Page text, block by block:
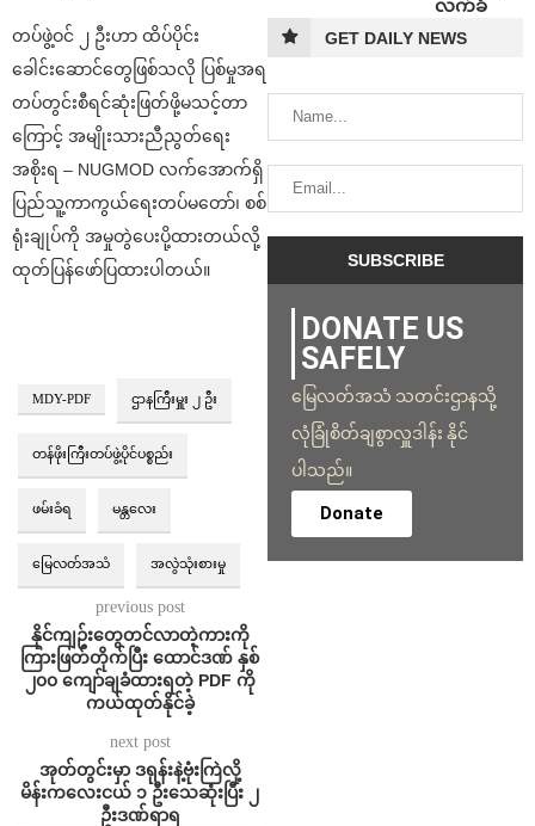
တပ်ဖွဲ့ဝင် ၂ ဦးဟာ ထိပ်ပိုင်း
ခေါင်းဆောင်တွေဖြစ်သလို ပြစ်မှုအရ
တပ်တွင်းစီရင်ဆုံးဖြတ်ဖို့မသင့်တာ
ကြောင့် အမျိုးသားညီညွတ်ရေး
အစိုးရ – NUGMOD လက်အောက်ရှိ
ပြည်သူ့ကာကွယ်ရေးတပ်မတော်၊ စစ်
ရုံးချုပ်ကို အမှုတွဲပေးပို့ထားတယ်လို့
ထုတ်ပြန်ဖော်ပြထားပါတယ်။
MDY-PDF ဌာနကြီးမှူး ၂ ဦး
တန်ဖိုးကြီးတပ်ဖွဲ့ပိုင်ပစ္စည်း
ဖမ်းခံရ မန္တလေး
မြေလတ်အသံ အလွဲသုံးစားမှု
previous post
နိုင်ကျဥ်းတွေတင်လာတဲ့ကားကို
ကြားဖြတ်တိုက်ပြီး ထောင်ဒဏ် နှစ်
၂၀၀ ကျော်ချခံထားရတဲ့ PDF ကို
ကယ်ထုတ်နိုင်ခဲ့
next post
အုတ်တွင်းမှာ ဒရုန်းနဲ့ဗုံးကြဲလို့
မိန်းကလေးငယ် ၁ ဦးသေဆုံးပြီး ၂
ဦးဒဏ်ရာရ
လက်ခံ
GET DAILY NEWS
DONATE US
SAFELY
မြေလတ်အသံ သတင်းဌာနသို့
လုံခြုံစိတ်ချစွာလှူဒါန်း နိုင်
ပါသည်။
Donate